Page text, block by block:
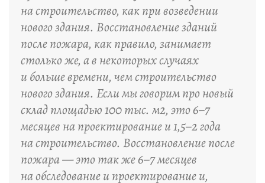
на строительство, как при возведении
нового здания. Восстановление зданий
после пожара, как правило, занимает
столько же, а в некоторых случаях
и больше времени, чем строительство
нового здания. Если мы говорим про новый
склад площадью 100 тыс. м2, это 6–7
месяцев на проектирование и 1,5–2 года
на строительство. Восстановление после
пожара — это так же 6–7 месяцев
на обследование и проектирование и,